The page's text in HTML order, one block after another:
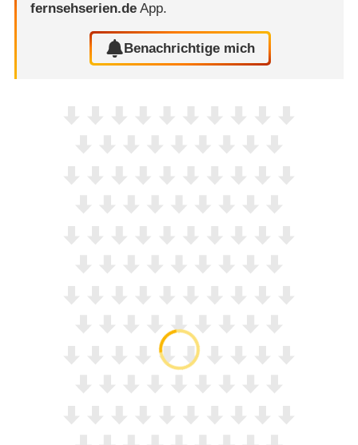
fernsehserien.deApp.
Benachrichtige mich